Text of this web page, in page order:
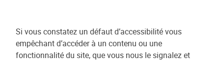
Si vous constatez un défaut d’accessibilité vous
empêchant d’accéder à un contenu ou une
fonctionnalité du site, que vous nous le signalez et